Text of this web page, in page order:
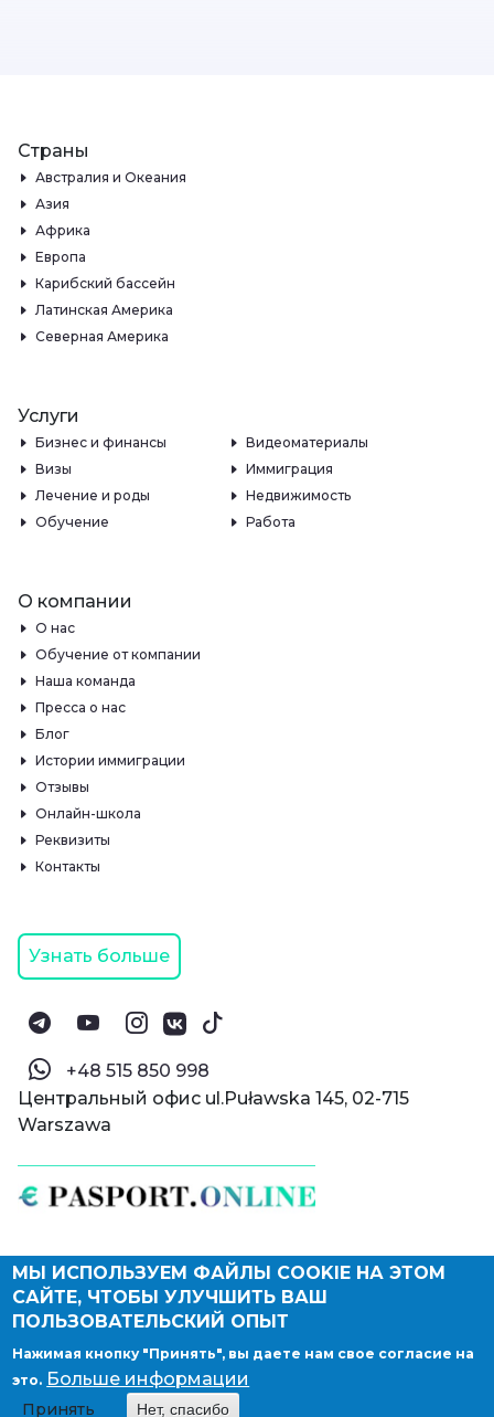
© Паспорт Онлайн 2019—2026
Политика конфиденциальности
Оферта и конфиденциальность:РФ
Правовые документы
Депонирование логотипа компании
Страны
Австралия и Океания
Азия
Африка
Европа
Карибский бассейн
Латинская Америка
Северная Америка
Услуги
Бизнес и финансы
Видеоматериалы
Визы
Иммиграция
Лечение и роды
Недвижимость
Обучение
Работа
О компании
О нас
Обучение от компании
Наша команда
Пресса о нас
Блог
Истории иммиграции
Отзывы
Онлайн-школа
Реквизиты
Контакты
Узнать больше
‪+48 515 850 998‬
Центральный офис ul.Puławska 145, 02-715
Warszawa
МЫ ИСПОЛЬЗУЕМ ФАЙЛЫ COOKIE НА ЭТОМ
САЙТЕ, ЧТОБЫ УЛУЧШИТЬ ВАШ
ПОЛЬЗОВАТЕЛЬСКИЙ ОПЫТ
Нажимая кнопку "Принять", вы даете нам свое согласие на
это. Больше информации
Принять Нет, спасибо